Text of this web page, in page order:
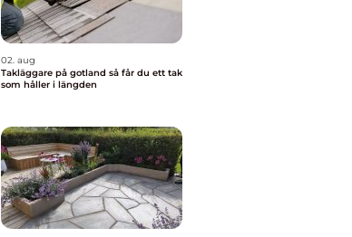
02. aug
Takläggare på gotland så får du ett tak
som håller i längden